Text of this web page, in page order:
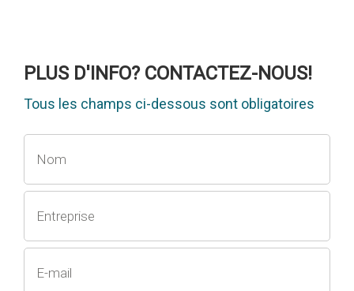
PLUS D'INFO? CONTACTEZ-NOUS!
Tous les champs ci-dessous sont obligatoires